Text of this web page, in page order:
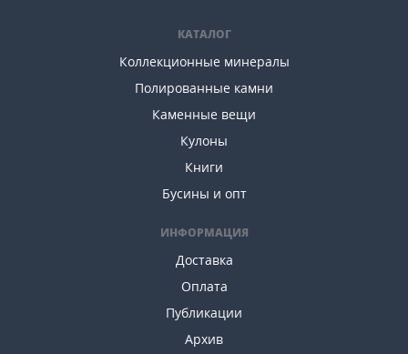
КАТАЛОГ
Коллекционные минералы
Полированные камни
Каменные вещи
Кулоны
Книги
Бусины и опт
ИНФОРМАЦИЯ
Доставка
Оплата
Публикации
Архив